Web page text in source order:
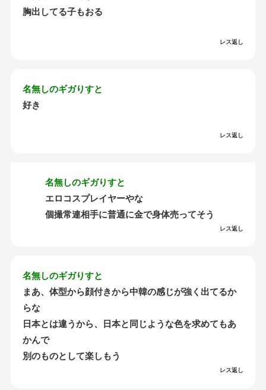
胸出してる子もおる
レス返し
名無しのギガりすと
好き
レス返し
名無しのギガりすと
エロコスプレイヤーやな
個撮常連相手に普通に金で身体売ってそう
レス返し
名無しのギガりすと
まあ、体型から顔付きから中韓の感じが強く出てるか
らな
日本とは違うから、日本と同じような色を求めてもあ
かんで
別のものとして楽しもう
レス返し